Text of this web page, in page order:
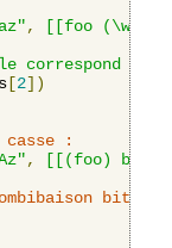
,
[[foo (\w+)
correspond et
[2])
:
, [[(foo) bar]]
bit à